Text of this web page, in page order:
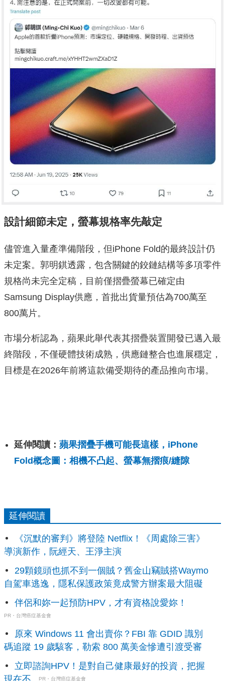
設計細節未定，螢幕規格率先敲定
儘管進入量產準備階段，但iPhone Fold的最終設計仍
未定案。郭明錤透露，包含關鍵的鉸鏈結構等多項零件
規格尚未完全定稿，目前僅摺疊螢幕已確定由
Samsung Display供應，首批出貨量預估為700萬至
800萬片。
市場分析認為，蘋果此舉代表其摺疊裝置開發已邁入最
終階段，不僅硬體技術成熟，供應鏈整合也進展穩定，
目標是在2026年前將這款備受期待的產品推向市場。
延伸閱讀： 蘋果摺疊手機可能長這樣，iPhone
Fold概念圖：相機不凸起、螢幕無摺痕/縫隙
延伸閱讀
《沉默的審判》將登陸 Netflix！《周處除三害》
導演新作，阮經天、王淨主演
29顆鏡頭也抓不到一個賊？舊金山竊賊搭Waymo
自駕車逃逸，隱私保護政策竟成警方辦案最大阻礙
伴侶和妳一起預防HPV，才有資格說愛妳！
PR・台灣癌症基金會
原來 Windows 11 會出賣你？FBI 靠 GDID 識別
碼追蹤 19 歲駭客，勒索 800 萬美金慘遭引渡受審
立即諮詢HPV！是對自己健康最好的投資，把握
現在不...
PR・台灣癌症基金會